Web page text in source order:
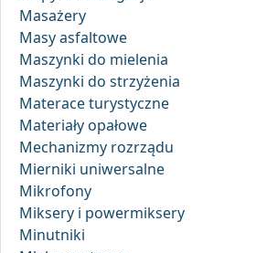
Masażery
Masy asfaltowe
Maszynki do mielenia
Maszynki do strzyżenia
Materace turystyczne
Materiały opałowe
Mechanizmy rozrządu
Mierniki uniwersalne
Mikrofony
Miksery i powermiksery
Minutniki